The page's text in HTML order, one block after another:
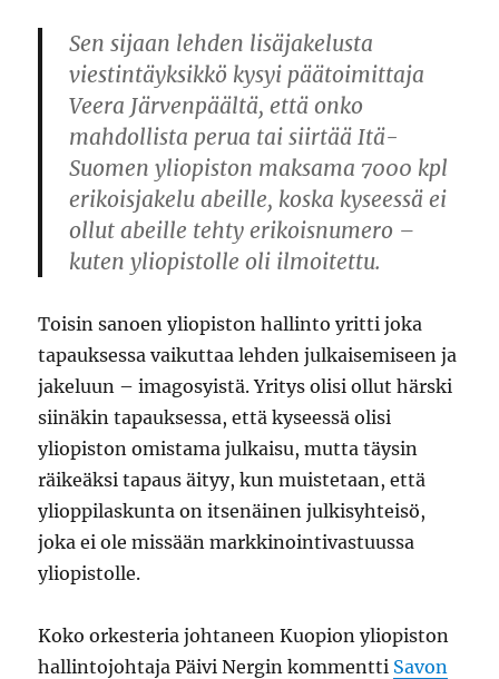
Sen sijaan lehden lisäjakelusta
viestintäyksikkö kysyi päätoimittaja
Veera Järvenpäältä, että onko
mahdollista perua tai siirtää Itä-
Suomen yliopiston maksama 7000 kpl
erikoisjakelu abeille, koska kyseessä ei
ollut abeille tehty erikoisnumero –
kuten yliopistolle oli ilmoitettu.
Toisin sanoen yliopiston hallinto yritti joka
tapauksessa vaikuttaa lehden julkaisemiseen ja
jakeluun – imagosyistä. Yritys olisi ollut härski
siinäkin tapauksessa, että kyseessä olisi
yliopiston omistama julkaisu, mutta täysin
räikeäksi tapaus äityy, kun muistetaan, että
ylioppilaskunta on itsenäinen julkisyhteisö,
joka ei ole missään markkinointivastuussa
yliopistolle.
Koko orkesteria johtaneen Kuopion yliopiston
hallintojohtaja Päivi Nergin kommentti Savon